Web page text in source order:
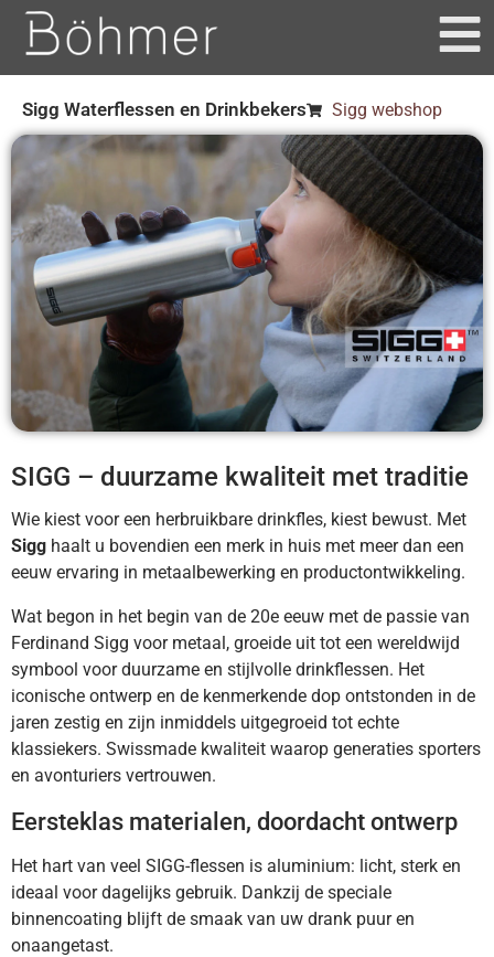
Sigg Waterflessen en Drinkbekers Sigg webshop
SIGG – duurzame kwaliteit met traditie
Wie kiest voor een herbruikbare drinkfles, kiest bewust. Met
Sigg haalt u bovendien een merk in huis met meer dan een
eeuw ervaring in metaalbewerking en productontwikkeling.
Wat begon in het begin van de 20e eeuw met de passie van
Ferdinand Sigg voor metaal, groeide uit tot een wereldwijd
symbool voor duurzame en stijlvolle drinkflessen. Het
iconische ontwerp en de kenmerkende dop ontstonden in de
jaren zestig en zijn inmiddels uitgegroeid tot echte
klassiekers. Swissmade kwaliteit waarop generaties sporters
en avonturiers vertrouwen.
Eersteklas materialen, doordacht ontwerp
Het hart van veel SIGG-flessen is aluminium: licht, sterk en
ideaal voor dagelijks gebruik. Dankzij de speciale
binnencoating blijft de smaak van uw drank puur en
onaangetast.